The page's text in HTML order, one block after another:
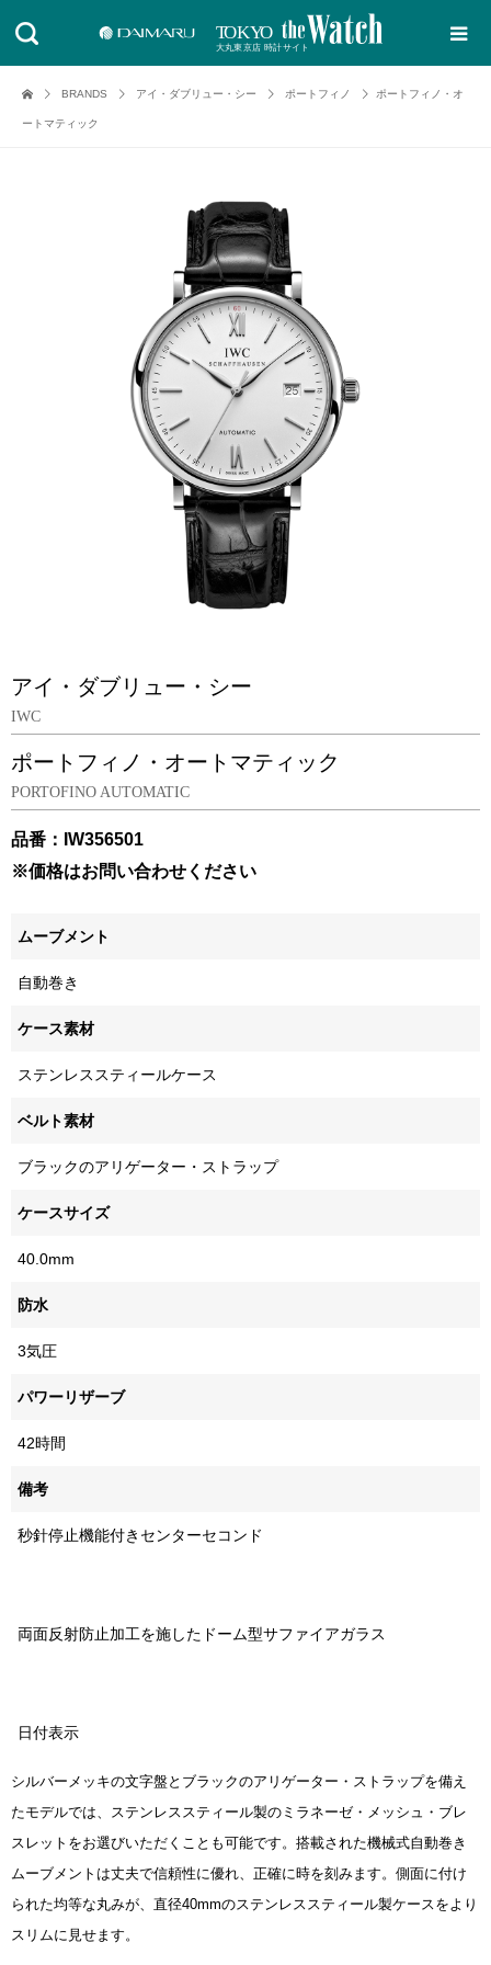
BRANDS アイ・ダブリュー・シー ポートフィノ ポートフィノ・オ
ートマティック
アイ・ダブリュー・シー
IWC
ポートフィノ・オートマティック
PORTOFINO AUTOMATIC
品番：IW356501
※価格はお問い合わせください
ムーブメント
自動巻き
ケース素材
ステンレススティールケース
ベルト素材
ブラックのアリゲーター・ストラップ
ケースサイズ
40.0mm
防水
3気圧
パワーリザーブ
42時間
備考
秒針停止機能付きセンターセコンド
両面反射防止加工を施したドーム型サファイアガラス
日付表示
シルバーメッキの文字盤とブラックのアリゲーター・ストラップを備え
たモデルでは、ステンレススティール製のミラネーゼ・メッシュ・ブレ
スレットをお選びいただくことも可能です。搭載された機械式自動巻き
ムーブメントは丈夫で信頼性に優れ、正確に時を刻みます。側面に付け
られた均等な丸みが、直径40mmのステンレススティール製ケースをより
スリムに見せます。